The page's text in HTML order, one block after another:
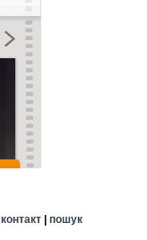
контакт| пошук